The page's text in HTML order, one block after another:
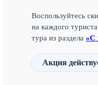
Воспользуйтесь
на каждого
тура из раздела «С
Акция